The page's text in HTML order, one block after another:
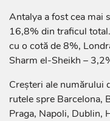
Antalya a fost cea mai
16,8% din traficul
cu o cotă de 8%,
Sharm el-Sheikh –
Creșteri ale numărului
rutele spre Barcelona,
Praga, Napoli, Dublin,